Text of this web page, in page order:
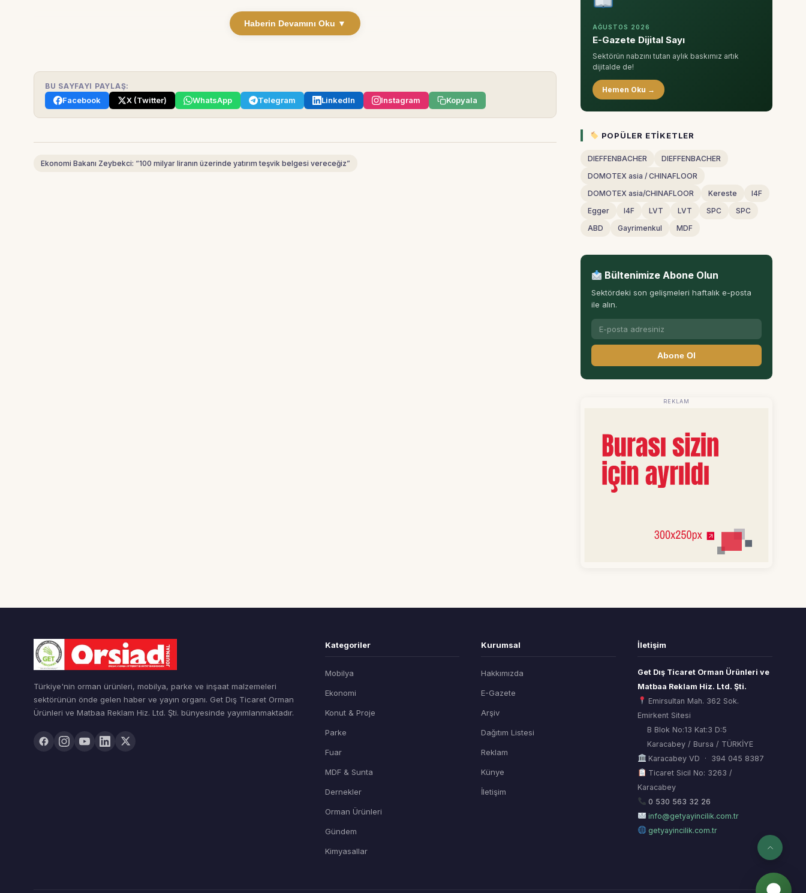
Haberin Devamını Oku ▼
BU SAYFAYI PAYLAŞ:
Facebook X (Twitter) WhatsApp Telegram LinkedIn Instagram Kopyala
Ekonomi Bakanı Zeybekci: “100 milyar liranın üzerinde yatırım teşvik belgesi vereceğiz”
AĞUSTOS 2026
E-Gazete Dijital Sayı
Sektörün nabzını tutan aylık baskımız artık
dijitalde de!
Hemen Oku →
POPÜLER ETIKETLER
DIEFFENBACHER
DIEFFENBACHER
DOMOTEX asia / CHINAFLOOR
DOMOTEX asia/CHINAFLOOR
Kereste
I4F
Egger
I4F LVT LVT SPC
SPC
ABD
Gayrimenkul MDF
Bültenimize Abone Olun
Sektördeki son gelişmeleri haftalık e-posta
ile alın.
Abone Ol
REKLAM
Türkiye'nin orman ürünleri, mobilya, parke ve inşaat malzemeleri
sektörünün önde gelen haber ve yayın organı. Get Dış Ticaret Orman
Ürünleri ve Matbaa Reklam Hiz. Ltd. Şti. bünyesinde yayımlanmaktadır.
Kategoriler
Mobilya
Ekonomi
Konut & Proje
Parke
Fuar
MDF & Sunta
Dernekler
Orman Ürünleri
Gündem
Kimyasallar
Kurumsal
Hakkımızda
E-Gazete
Arşiv
Dağıtım Listesi
Reklam
Künye
İletişim
İletişim
Get Dış Ticaret Orman Ürünleri ve
Matbaa Reklam Hiz. Ltd. Şti.
Emirsultan Mah. 362 Sok.
Emirkent Sitesi
B Blok No:13 Kat:3 D:5
Karacabey / Bursa / TÜRKİYE
Karacabey VD · 394 045 8387
Ticaret Sicil No: 3263 /
Karacabey
0 530 563 32 26
info@getyayincilik.com.tr
getyayincilik.com.tr
ORSİAD AI
Sektörel Hafıza Asistanı